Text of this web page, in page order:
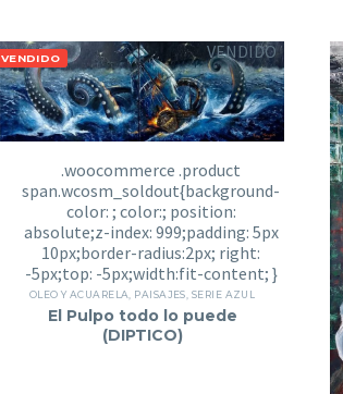
VENDIDO VENDIDO
OLEO Y ACUARELA PAISAJES SERIE AZUL
El Pulpo todo lo puede
(DIPTICO)